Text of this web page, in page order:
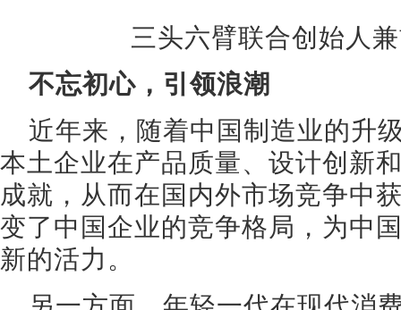
三头六臂联合创始人
不忘初心，引领浪潮
近年来，随着中国制造业的升
本土企业在产品质量、设计创新
成就，从而在国内外市场竞争中
变了中国企业的竞争格局，为中
新的活力。